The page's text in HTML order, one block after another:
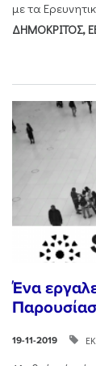
με τα
ΔΗΜΟΚΡΙΤΟΣ,
Ένα
19-11-2019